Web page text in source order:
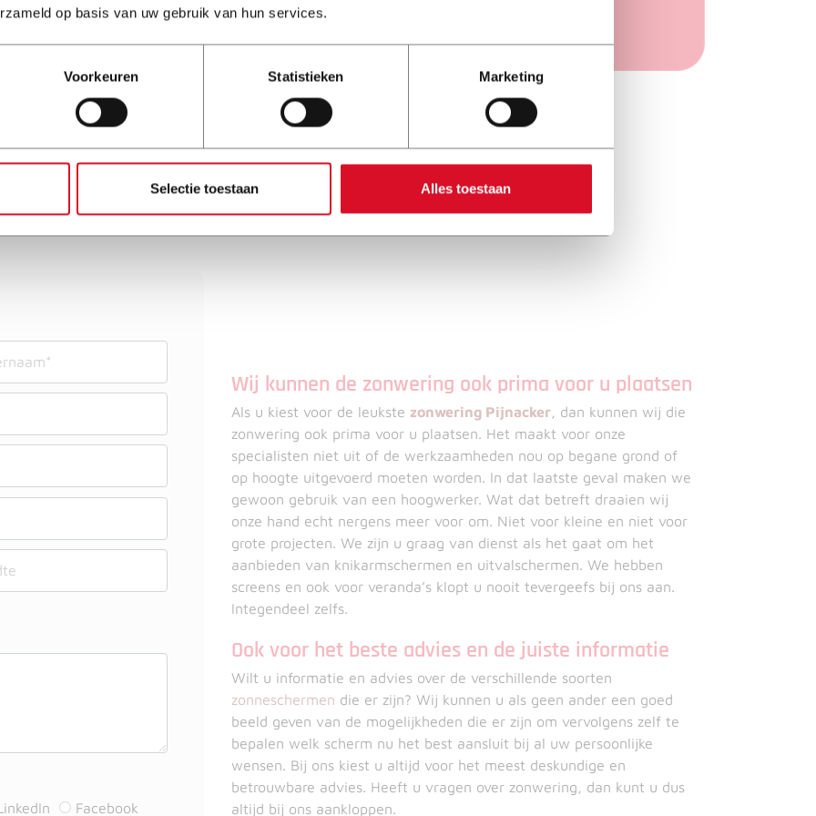
op basis van uw gebruik van hun services.
Voorkeuren Statistieken Marketing
Selectie toestaan Alles toestaan
Facebook
Wij kunnen de zonwering ook prima voor u plaatsen
Als u kiest voor de leukste zonwering Pijnacker , dan kunnen wij die
zonwering ook prima voor u plaatsen. Het maakt voor onze
specialisten niet uit of de werkzaamheden nou op begane grond of
op hoogte uitgevoerd moeten worden. In dat laatste geval maken we
gewoon gebruik van een hoogwerker. Wat dat betreft draaien wij
onze hand echt nergens meer voor om. Niet voor kleine en niet voor
grote projecten. We zijn u graag van dienst als het gaat om het
aanbieden van knikarmschermen en uitvalschermen. We hebben
screens en ook voor veranda’s klopt u nooit tevergeefs bij ons aan.
Integendeel zelfs.
Ook voor het beste advies en de juiste informatie
Wilt u informatie en advies over de verschillende soorten
zonneschermen die er zijn? Wij kunnen u als geen ander een goed
beeld geven van de mogelijkheden die er zijn om vervolgens zelf te
bepalen welk scherm nu het best aansluit bij al uw persoonlijke
wensen. Bij ons kiest u altijd voor het meest deskundige en
betrouwbare advies. Heeft u vragen over zonwering, dan kunt u dus
altijd bij ons aankloppen.
speciale actie op het populaire
Somfy IO motor en
passen bij jouw woning. Levering in
gemakkelijk met de
Hoogwaardige kwaliteit Diverse
te lang — de voorraad is beperkt!
offerte aan!